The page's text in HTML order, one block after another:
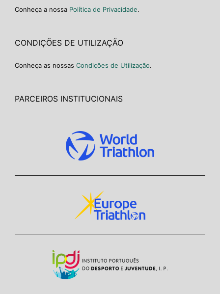
Conheça a nossa Política de Privacidade.
CONDIÇÕES DE UTILIZAÇÃO
Conheça as nossas Condições de Utilização.
PARCEIROS INSTITUCIONAIS